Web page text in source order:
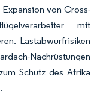
von Cross-
mit
Lastabwurfrisiken
Nachrüstungen
Schutz des Afrika